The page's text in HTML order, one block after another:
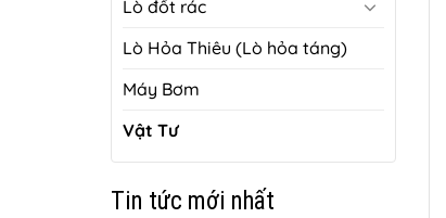
Lò đốt rác
Lò Hỏa Thiêu (Lò hỏa táng)
Máy Bơm
Vật Tư
Tin tức mới nhất